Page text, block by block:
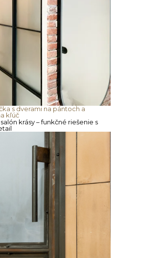
krásy – funkčné riešenie s
s dverami na pántoch a
kľúč